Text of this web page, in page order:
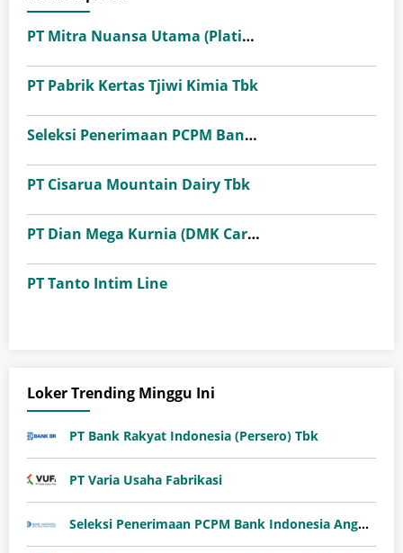
PT Mitra Nuansa Utama (Platinum Ceramics Group)
PT Pabrik Kertas Tjiwi Kimia Tbk
Seleksi Penerimaan PCPM Bank Indonesia Angkatan 41
PT Cisarua Mountain Dairy Tbk
PT Dian Mega Kurnia (DMK Cargo)
PT Tanto Intim Line
Loker Trending Minggu Ini
PT Bank Rakyat Indonesia (Persero) Tbk
PT Varia Usaha Fabrikasi
Seleksi Penerimaan PCPM Bank Indonesia Angkatan 41